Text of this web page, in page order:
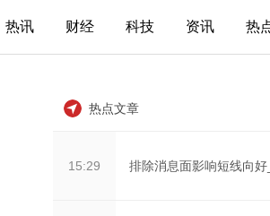
热讯 财经 科技 资讯 热
热点文章
15:29 排除消息面影响短线向